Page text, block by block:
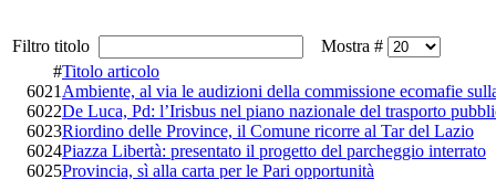
Filtro titolo
Mostra #
#Titolo articolo
6021 Ambiente, al via le audizioni della commissione ecomafie
6022De Luca, Pd: l’Irisbus nel piano nazionale del trasporto
6023Riordino delle Province, il Comune ricorre al Tar del Lazio
6024Piazza Libertà: presentato il progetto del parcheggio interrato
6025Provincia, sì alla carta per le Pari opportunità